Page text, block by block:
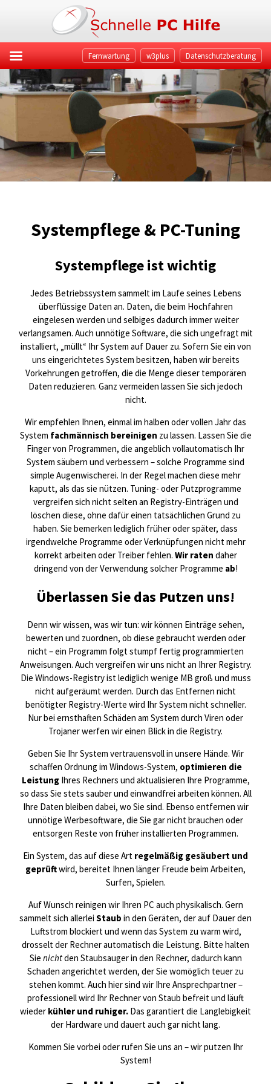
Fernwartung w3plus Datenschutzberatung
Systempflege & PC-Tuning
Systempflege ist wichtig
Jedes Betriebssystem sammelt im Laufe seines Lebens
überflüssige Daten an. Daten, die beim Hochfahren
eingelesen werden und selbiges dadurch immer weiter
verlangsamen. Auch unnötige Software, die sich ungefragt mit
installiert, „müllt“ Ihr System auf Dauer zu. Sofern Sie ein von
uns eingerichtetes System besitzen, haben wir bereits
Vorkehrungen getroffen, die die Menge dieser temporären
Daten reduzieren. Ganz vermeiden lassen Sie sich jedoch
nicht.
Wir empfehlen Ihnen, einmal im halben oder vollen Jahr das
System fachmännisch bereinigen zu lassen. Lassen Sie die
Finger von Programmen, die angeblich vollautomatisch Ihr
System säubern und verbessern – solche Programme sind
simple Augenwischerei. In der Regel machen diese mehr
kaputt, als das sie nützen. Tuning- oder Putzprogramme
vergreifen sich nicht selten an Registry-Einträgen und
löschen diese, ohne dafür einen tatsächlichen Grund zu
haben. Sie bemerken lediglich früher oder später, dass
irgendwelche Programme oder Verknüpfungen nicht mehr
korrekt arbeiten oder Treiber fehlen. Wir raten daher
dringend von der Verwendung solcher Programme ab!
Überlassen Sie das Putzen uns!
Denn wir wissen, was wir tun: wir können Einträge sehen,
bewerten und zuordnen, ob diese gebraucht werden oder
nicht – ein Programm folgt stumpf fertig programmierten
Anweisungen. Auch vergreifen wir uns nicht an Ihrer Registry.
Die Windows-Registry ist lediglich wenige MB groß und muss
nicht aufgeräumt werden. Durch das Entfernen nicht
benötigter Registry-Werte wird Ihr System nicht schneller.
Nur bei ernsthaften Schäden am System durch Viren oder
Trojaner werfen wir einen Blick in die Registry.
Geben Sie Ihr System vertrauensvoll in unsere Hände. Wir
schaffen Ordnung im Windows-System, optimieren die
LeistungIhres Rechners und aktualisieren Ihre Programme,
so dass Sie stets sauber und einwandfrei arbeiten können. All
Ihre Daten bleiben dabei, wo Sie sind. Ebenso entfernen wir
unnötige Werbesoftware, die Sie gar nicht brauchen oder
entsorgen Reste von früher installierten Programmen.
Ein System, das auf diese Art regelmäßig gesäubert und
geprüftwird, bereitet Ihnen länger Freude beim Arbeiten,
Surfen, Spielen.
Auf Wunsch reinigen wir Ihren PC auch physikalisch. Gern
sammelt sich allerlei Staub in den Geräten, der auf Dauer den
Luftstrom blockiert und wenn das System zu warm wird,
drosselt der Rechner automatisch die Leistung. Bitte halten
Sie nichtden Staubsauger in den Rechner, dadurch kann
Schaden angerichtet werden, der Sie womöglich teuer zu
stehen kommt. Auch hier sind wir Ihre Ansprechpartner –
professionell wird Ihr Rechner von Staub befreit und läuft
wieder kühler und ruhiger. Das garantiert die Langlebigkeit
der Hardware und dauert auch gar nicht lang.
Kommen Sie vorbei oder rufen Sie uns an – wir putzen Ihr
System!